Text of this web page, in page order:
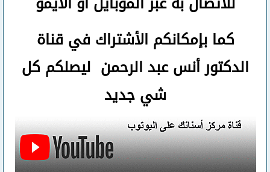
كما بإمكانكم الأشتراك في قناة
الدكتور أنس عبد الرحمن ليصلكم كل
شي جديد